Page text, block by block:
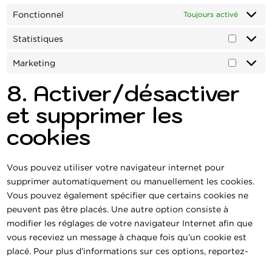
Fonctionnel Toujours activé
Statistiques
Marketing
8. Activer/désactiver
et supprimer les
cookies
Vous pouvez utiliser votre navigateur internet pour
supprimer automatiquement ou manuellement les cookies.
Vous pouvez également spécifier que certains cookies ne
peuvent pas être placés. Une autre option consiste à
modifier les réglages de votre navigateur Internet afin que
vous receviez un message à chaque fois qu’un cookie est
placé. Pour plus d’informations sur ces options, reportez-